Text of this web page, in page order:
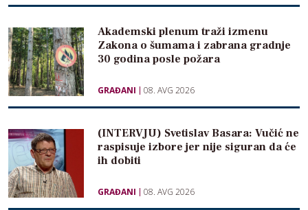
Akademski plenum traži izmenu
Zakona o šumama i zabrana gradnje
30 godina posle požara
GRAĐANI 08. AVG 2026
(INTERVJU) Svetislav Basara: Vučić ne
raspisuje izbore jer nije siguran da će
ih dobiti
GRAĐANI 08. AVG 2026